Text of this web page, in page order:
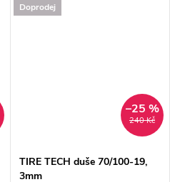
Doprodej
240 Kč
–25 %
TIRE TECH duše 70/100-19,
3mm